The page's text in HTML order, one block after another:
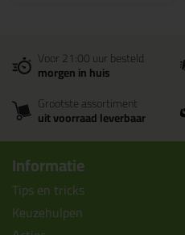
Voor 21:00 uur besteld
morgen in huis
Grootste assortiment
uit voorraad leverbaar
Informatie
Tips en tricks
Keuzehulpen